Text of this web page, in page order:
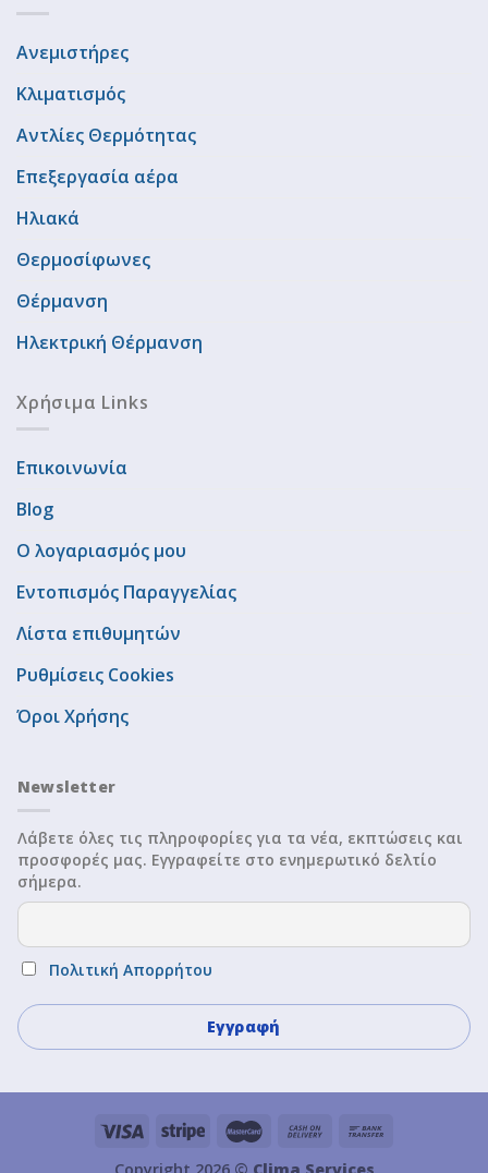
Ανεμιστήρες
Κλιματισμός
Αντλίες Θερμότητας
Επεξεργασία αέρα
Ηλιακά
Θερμοσίφωνες
Θέρμανση
Ηλεκτρική Θέρμανση
Χρήσιμα Links
Επικοινωνία
Blog
Ο λογαριασμός μου
Εντοπισμός Παραγγελίας
Λίστα επιθυμητών
Ρυθμίσεις Cookies
Όροι Χρήσης
Newsletter
Λάβετε όλες τις πληροφορίες για τα νέα, εκπτώσεις και
προσφορές μας. Εγγραφείτε στο ενημερωτικό δελτίο
σήμερα.
Πολιτική Απορρήτου